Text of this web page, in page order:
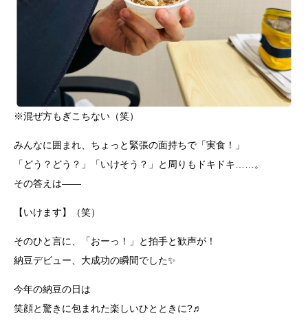
※混ぜ方もぎこちない（笑）
みんなに囲まれ、ちょっと緊張の面持ちで「実食！」
「どう？どう？」「いけそう？」と周りもドキドキ……。
その答えは――
【いけます】（笑）
そのひと言に、「おーっ！」と拍手と歓声が！
納豆デビュー、大成功の瞬間でした✨
今年の納豆の日は
笑顔と驚きに包まれた楽しいひとときに?♬